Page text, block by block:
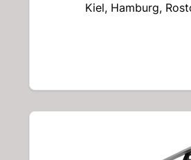
Kiel, Hamburg,